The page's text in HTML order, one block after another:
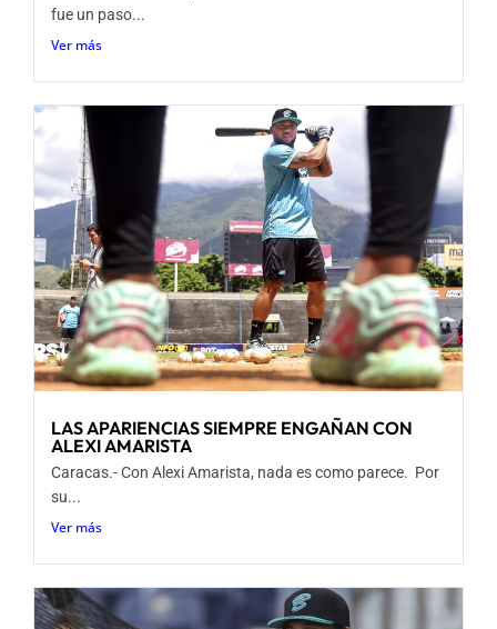
fue un paso...
Ver más
LAS APARIENCIAS SIEMPRE ENGAÑAN CON
ALEXI AMARISTA
Caracas.- Con Alexi Amarista, nada es como parece. Por
su...
Ver más